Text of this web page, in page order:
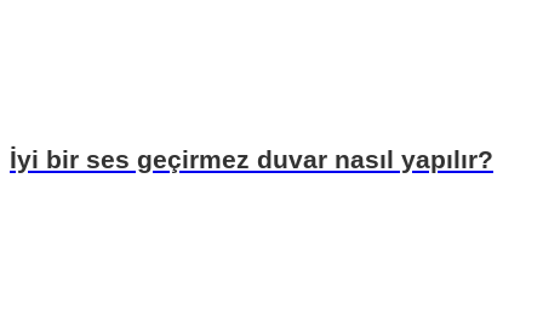
İyi bir ses geçirmez duvar nasıl yapılır?